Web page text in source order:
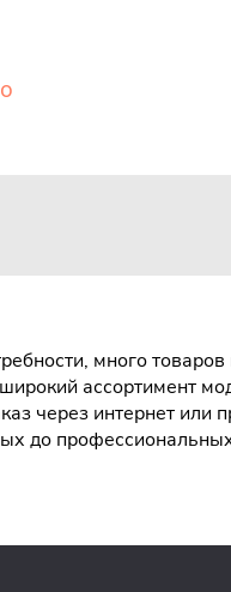
много
ассортимент
через интернет или
до